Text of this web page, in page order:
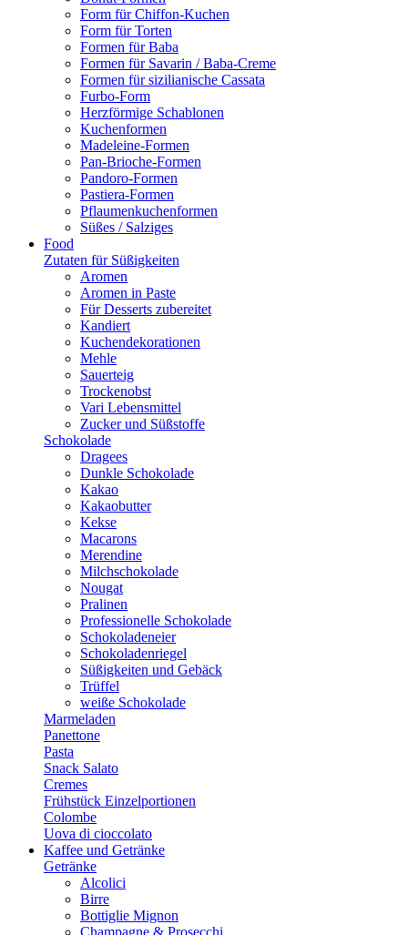
Form für Chiffon-Kuchen
Form für Torten
Formen für Baba
Formen für Savarin / Baba-Creme
Formen für sizilianische Cassata
Furbo-Form
Herzförmige Schablonen
Kuchenformen
Madeleine-Formen
Pan-Brioche-Formen
Pandoro-Formen
Pastiera-Formen
Pflaumenkuchenformen
Süßes / Salziges
Food
Zutaten für Süßigkeiten
Aromen
Aromen in Paste
Für Desserts zubereitet
Kandiert
Kuchendekorationen
Mehle
Sauerteig
Trockenobst
Vari Lebensmittel
Zucker und Süßstoffe
Schokolade
Dragees
Dunkle Schokolade
Kakao
Kakaobutter
Kekse
Macarons
Merendine
Milchschokolade
Nougat
Pralinen
Professionelle Schokolade
Schokoladeneier
Schokoladenriegel
Süßigkeiten und Gebäck
Trüffel
weiße Schokolade
Marmeladen
Panettone
Pasta
Snack Salato
Cremes
Frühstück Einzelportionen
Colombe
Uova di cioccolato
Kaffee und Getränke
Getränke
Alcolici
Birre
Bottiglie Mignon
Champagne & Prosecchi